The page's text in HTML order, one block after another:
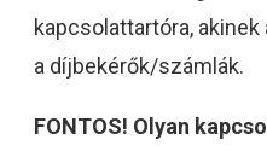
kapcsolattartóra,
a díjbekérők/számlák.
FONTOS! Olyan